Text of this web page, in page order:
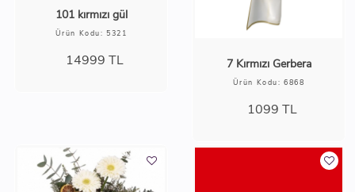
101 kırmızı gül
Ürün Kodu: 5321
14999 TL 7 Kırmızı Gerbera
Ürün Kodu: 6868
1099 TL